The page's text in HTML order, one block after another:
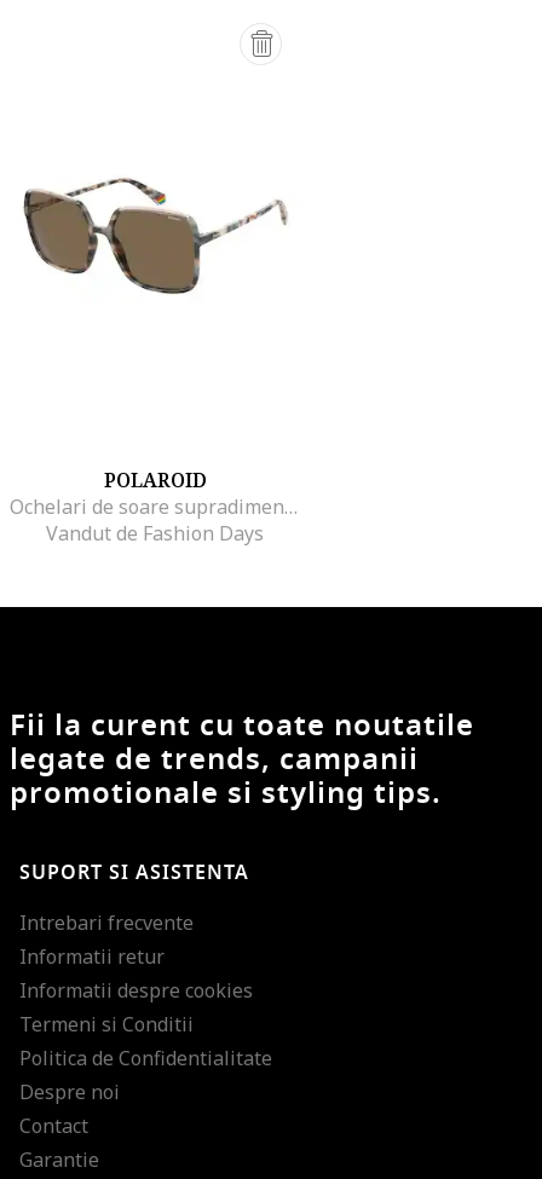
POLAROID
Ochelari de soare supradimensionati patrati cu lentile polarizate
Vandut de Fashion Days
Fii la curent cu toate noutatile
legate de trends, campanii
promotionale si styling tips.
SUPORT SI ASISTENTA
Intrebari frecvente
Informatii retur
Informatii despre cookies
Termeni si Conditii
Politica de Confidentialitate
Despre noi
Contact
Garantie